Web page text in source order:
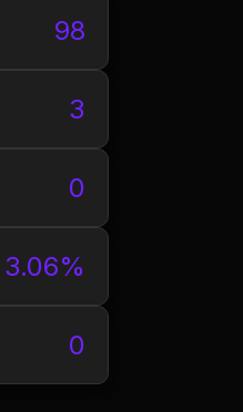
98
3
0
3.06%
0